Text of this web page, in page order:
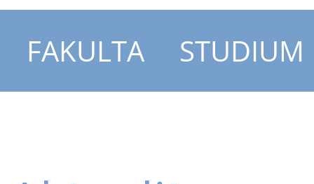
FAKULTA STUDIUM